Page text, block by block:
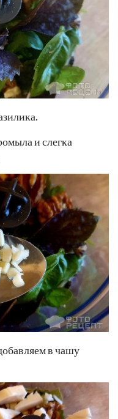
и слегка
в чашу